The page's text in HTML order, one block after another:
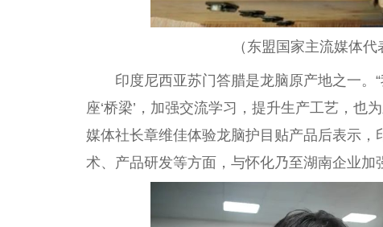
（东盟 国家主流媒体代
印度尼西亚苏门答腊是龙脑原产地之一
座‘桥梁’，加强交流学习 ，提升生产工艺，也
媒体社长章维佳体验龙脑护目贴产品后表示
术、产品研发等方面，与怀化乃至湖南企业加